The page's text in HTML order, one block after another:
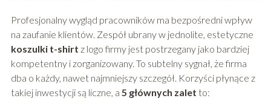
Profesjonalny wygląd pracowników ma bezpośredni wpływ
na zaufanie klientów. Zespół ubrany w jednolite, estetyczne
koszulki t-shirt z logo firmy jest postrzegany jako bardziej
kompetentny i zorganizowany. To subtelny sygnał, że firma
dba o każdy, nawet najmniejszy szczegół. Korzyści płynące z
takiej inwestycji są liczne, a 5 głównych zalet to: